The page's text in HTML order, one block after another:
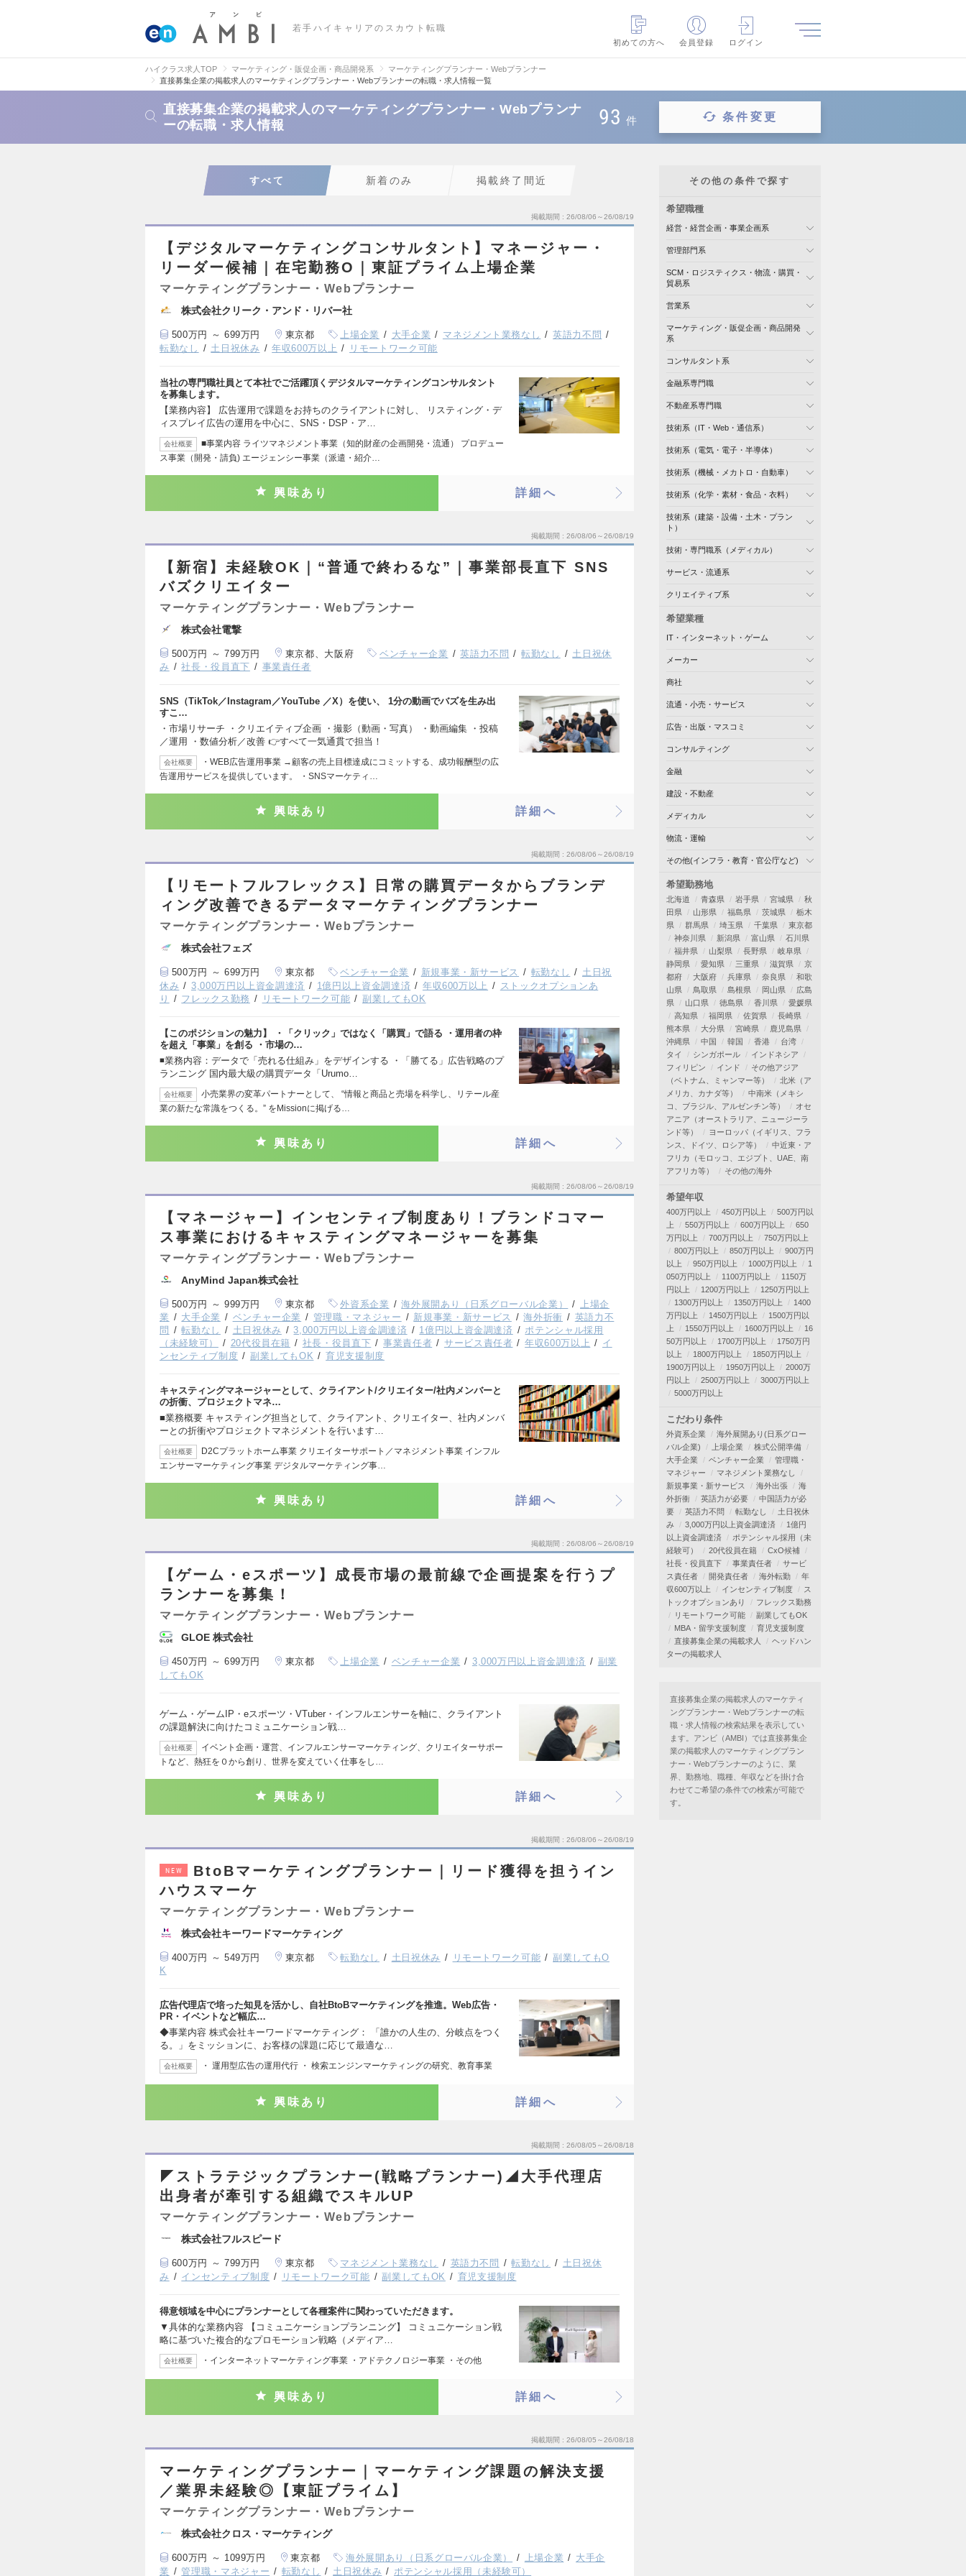
若手ハイキャリアのスカウト転職
初めての方へ
会員登録 ログイン
ハイクラス求人TOP マーケティング・販促企画・商品開発系
マーケティングプランナー・Webプランナー
直接募集企業の掲載求人のマーケティングプランナー・Webプランナーの転職・求人情報一覧
直接募集企業の掲載求人のマーケティングプランナー・Webプランナ
ーの転職・求人情報
93 件 条件変更
すべて 新着のみ 掲載終了間近
掲載期間 26/08/06～26/08/19
【デジタルマーケティングコンサルタント】マネージャー・
リーダー候補｜在宅勤務O｜東証プライム上場企業
マーケティングプランナー・Webプランナー
株式会社クリーク・アンド・リバー社
500万円 ～ 699万円 東京都 上場企業 大手企業 マネジメント業務なし
英語力不問
転勤なし
土日祝休み 年収600万以上 リモートワーク可能
当社の専門職社員とて本社でご活躍頂くデジタルマーケティングコンサルタント
を募集します。
【業務内容】 広告運用で課題をお持ちのクライアントに対し、 リスティング・デ
ィスプレイ広告の運用を中心に、SNS・DSP・ア…
会社概要
■事業内容 ライツマネジメント事業（知的財産の企画開発・流通） プロデュー
ス事業（開発・請負) エージェンシー事業（派遣・紹介…
興味あり 詳細へ
掲載期間 26/08/06～26/08/19
【新宿】未経験OK｜“普通で終わるな”｜事業部長直下 SNS
バズクリエイター
マーケティングプランナー・Webプランナー
株式会社電撃
500万円 ～ 799万円 東京都、大阪府 ベンチャー企業 英語力不問 転勤なし
土日祝休
み
社長・役員直下 事業責任者
SNS（TikTok／Instagram／YouTube ／X）を使い、 1分の動画でバズを生み出
すこ…
・市場リサーチ ・クリエイティブ企画 ・撮影（動画・写真） ・動画編集 ・投稿
／運用 ・数値分析／改善 👉すべて一気通貫で担当！
会社概要
・WEB広告運用事業 →顧客の売上目標達成にコミットする、成功報酬型の広
告運用サービスを提供しています。 ・SNSマーケティ…
興味あり 詳細へ
掲載期間 26/08/06～26/08/19
【リモートフルフレックス】日常の購買データからブランデ
ィング改善できるデータマーケティングプランナー
マーケティングプランナー・Webプランナー
株式会社フェズ
500万円 ～ 699万円 東京都 ベンチャー企業 新規事業・新サービス 転勤なし
土日祝
休み
3,000万円以上資金調達済 1億円以上資金調達済 年収600万以上
ストックオプションあ
り
フレックス勤務 リモートワーク可能 副業してもOK
【このポジションの魅力】 ・「クリック」ではなく「購買」で語る ・運用者の枠
を超え「事業」を創る ・市場の…
◾️業務内容：データで「売れる仕組み」をデザインする ・「勝てる」広告戦略のプ
ランニング 国内最大級の購買データ「Urumo…
会社概要
小売業界の変革パートナーとして、 “情報と商品と売場を科学し、リテール産
業の新たな常識をつくる。” をMissionに掲げる…
興味あり 詳細へ
掲載期間 26/08/06～26/08/19
【マネージャー】インセンティブ制度あり！ブランドコマー
ス事業におけるキャスティングマネージャーを募集
マーケティングプランナー・Webプランナー
AnyMind Japan株式会社
500万円 ～ 999万円 東京都 外資系企業 海外展開あり（日系グローバル企業）
上場企
業
大手企業 ベンチャー企業 管理職・マネジャー 新規事業・新サービス 海外折衝
英語力不
問
転勤なし 土日祝休み 3,000万円以上資金調達済 1億円以上資金調達済
ポテンシャル採用
（未経験可）
20代役員在籍 社長・役員直下 事業責任者 サービス責任者 年収600万以上
イ
ンセンティブ制度
副業してもOK 育児支援制度
キャスティングマネージャーとして、クライアント/クリエイター/社内メンバーと
の折衝、プロジェクトマネ…
■業務概要 キャスティング担当として、クライアント、クリエイター、社内メンバ
ーとの折衝やプロジェクトマネジメントを行います…
会社概要
D2Cプラットホーム事業 クリエイターサポート／マネジメント事業 インフル
エンサーマーケティング事業 デジタルマーケティング事…
興味あり 詳細へ
掲載期間 26/08/06～26/08/19
【ゲーム・eスポーツ】成長市場の最前線で企画提案を行うプ
ランナーを募集！
マーケティングプランナー・Webプランナー
GLOE 株式会社
450万円 ～ 699万円 東京都 上場企業 ベンチャー企業 3,000万円以上資金調達済
副業
してもOK
ゲーム・ゲームIP・eスポーツ・VTuber・インフルエンサーを軸に、クライアント
の課題解決に向けたコミュニケーション戦…
会社概要
イベント企画・運営、インフルエンサーマーケティング、クリエイターサポー
トなど、熱狂を０から創り、世界を変えていく仕事をし…
興味あり 詳細へ
掲載期間 26/08/06～26/08/19
NEW
BtoBマーケティングプランナー｜リード獲得を担うイン
ハウスマーケ
マーケティングプランナー・Webプランナー
株式会社キーワードマーケティング
400万円 ～ 549万円 東京都 転勤なし 土日祝休み リモートワーク可能
副業してもO
K
広告代理店で培った知見を活かし、自社BtoBマーケティングを推進。Web広告・
PR・イベントなど幅広…
◆事業内容 株式会社キーワードマーケティング： 「誰かの人生の、分岐点をつく
る。」をミッションに、お客様の課題に応じて最適な…
会社概要 ・ 運用型広告の運用代行 ・ 検索エンジンマーケティングの研究、教育事業
興味あり 詳細へ
掲載期間 26/08/05～26/08/18
◤ストラテジックプランナー(戦略プランナー)◢大手代理店
出身者が牽引する組織でスキルUP
マーケティングプランナー・Webプランナー
株式会社フルスピード
600万円 ～ 799万円 東京都 マネジメント業務なし 英語力不問 転勤なし
土日祝休
み
インセンティブ制度 リモートワーク可能 副業してもOK 育児支援制度
得意領域を中心にプランナーとして各種案件に関わっていただきます。
▼具体的な業務内容 【コミュニケーションプランニング】 コミュニケーション戦
略に基づいた複合的なプロモーション戦略（メディア…
会社概要 ・インターネットマーケティング事業 ・アドテクノロジー事業 ・その他
興味あり 詳細へ
掲載期間 26/08/05～26/08/18
マーケティングプランナー｜マーケティング課題の解決支援
／業界未経験◎【東証プライム】
マーケティングプランナー・Webプランナー
株式会社クロス・マーケティング
600万円 ～ 1099万円 東京都 海外展開あり（日系グローバル企業） 上場企業
大手企
業
管理職・マネジャー 転勤なし 土日祝休み ポテンシャル採用（未経験可）
その他の条件で探す
希望職種
経営・経営企画・事業企画系
管理部門系
SCM・ロジスティクス・物流・購買・
貿易系
営業系
マーケティング・販促企画・商品開発
系
コンサルタント系
金融系専門職
不動産系専門職
技術系（IT・Web・通信系）
技術系（電気・電子・半導体）
技術系（機械・メカトロ・自動車）
技術系（化学・素材・食品・衣料）
技術系（建築・設備・土木・プラン
ト）
技術・専門職系（メディカル）
サービス・流通系
クリエイティブ系
希望業種
IT・インターネット・ゲーム
メーカー
商社
流通・小売・サービス
広告・出版・マスコミ
コンサルティング
金融
建設・不動産
メディカル
物流・運輸
その他(インフラ・教育・官公庁など)
希望勤務地
北海道 青森県 岩手県 宮城県
秋
田県
山形県 福島県 茨城県
栃木
県
群馬県 埼玉県 千葉県
東京都
神奈川県
新潟県 富山県
石川県
福井県
山梨県 長野県
岐阜県
静岡県
愛知県 三重県 滋賀県
京
都府
大阪府 兵庫県 奈良県
和歌
山県
鳥取県 島根県 岡山県
広島
県
山口県 徳島県 香川県
愛媛県
高知県
福岡県 佐賀県
長崎県
熊本県
大分県 宮崎県
鹿児島県
沖縄県
中国 韓国 香港
台湾
タイ
シンガポール
インドネシア
フィリピン
インド
その他アジア
（ベトナム、ミャンマー等）
北米（ア
メリカ、カナダ等）
中南米（メキシ
コ、ブラジル、アルゼンチン等）
オセ
アニア（オーストラリア、ニュージーラ
ンド等）
ヨーロッパ（イギリス、フラ
ンス、ドイツ、ロシア等）
中近東・ア
フリカ（モロッコ、エジプト、UAE、南
アフリカ等）
その他の海外
希望年収
400万円以上 450万円以上
500万円以
上
550万円以上 600万円以上
650
万円以上
700万円以上
750万円以上
800万円以上
850万円以上
900万円
以上
950万円以上 1000万円以上
1
050万円以上
1100万円以上
1150万
円以上
1200万円以上
1250万円以上
1300万円以上
1350万円以上
1400
万円以上
1450万円以上
1500万円以
上
1550万円以上 1600万円以上
16
50万円以上
1700万円以上
1750万円
以上
1800万円以上
1850万円以上
1900万円以上
1950万円以上
2000万
円以上
2500万円以上
3000万円以上
5000万円以上
こだわり条件
外資系企業
海外展開あり(日系グロー
バル企業)
上場企業
株式公開準備
大手企業
ベンチャー企業
管理職・
マネジャー
マネジメント業務なし
新規事業・新サービス
海外出張
海
外折衝
英語力が必要
中国語力が必
要
英語力不問 転勤なし
土日祝休
み
3,000万円以上資金調達済
1億円
以上資金調達済
ポテンシャル採用（未
経験可）
20代役員在籍
CxO候補
社長・役員直下
事業責任者
サービ
ス責任者
開発責任者 海外転勤
年
収600万以上
インセンティブ制度
ス
トックオプションあり
フレックス勤務
リモートワーク可能
副業してもOK
MBA・留学支援制度
育児支援制度
直接募集企業の掲載求人
ヘッドハン
ターの掲載求人
直接募集企業の掲載求人のマーケティ
ングプランナー・Webプランナーの転
職・求人情報の検索結果を表示してい
ます。アンビ（AMBI）では直接募集企
業の掲載求人のマーケティングプラン
ナー・Webプランナーのように、業
界、勤務地、職種、年収などを掛け合
わせてご希望の条件での検索が可能で
す。